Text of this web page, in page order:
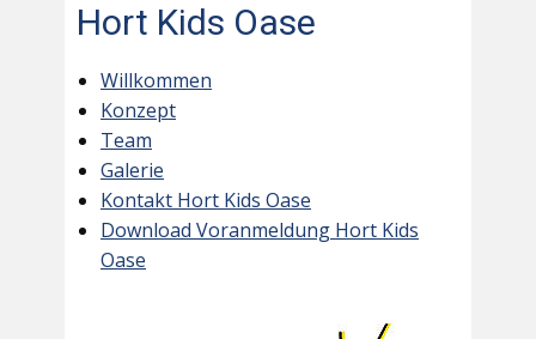
Hort Kids Oase
Willkommen
Konzept
Team
Galerie
Kontakt Hort Kids Oase
Download Voranmeldung Hort Kids
Oase